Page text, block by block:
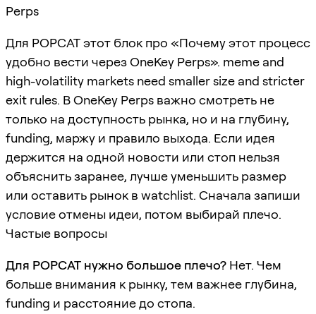
Perps
Для POPCAT этот блок про «Почему этот процесс
удобно вести через OneKey Perps». meme and
high-volatility markets need smaller size and stricter
exit rules. В OneKey Perps важно смотреть не
только на доступность рынка, но и на глубину,
funding, маржу и правило выхода. Если идея
держится на одной новости или стоп нельзя
объяснить заранее, лучше уменьшить размер
или оставить рынок в watchlist. Сначала запиши
условие отмены идеи, потом выбирай плечо.
Частые вопросы
Для POPCAT нужно большое плечо? Нет. Чем
больше внимания к рынку, тем важнее глубина,
funding и расстояние до стопа.